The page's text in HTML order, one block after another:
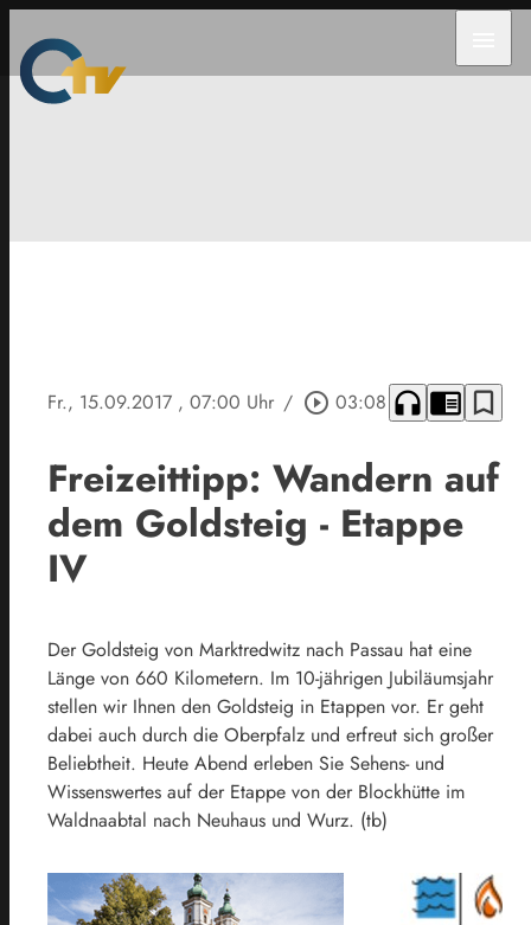
Fr., 15.09.2017 , 07:00 Uhr / play_circle_outline 03:08 headphones chrome_reader_mode bookmark_border
Freizeittipp: Wandern auf
dem Goldsteig - Etappe
IV
Der Goldsteig von Marktredwitz nach Passau hat eine
Länge von 660 Kilometern. Im 10-jährigen Jubiläumsjahr
stellen wir Ihnen den Goldsteig in Etappen vor. Er geht
dabei auch durch die Oberpfalz und erfreut sich großer
Beliebtheit. Heute Abend erleben Sie Sehens- und
Wissenswertes auf der Etappe von der Blockhütte im
Waldnaabtal nach Neuhaus und Wurz. (tb)